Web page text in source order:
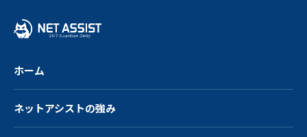
ホーム
ネットアシストの強み